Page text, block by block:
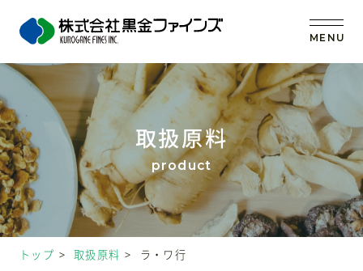
MENU
トップ
当社の強み
事業内容
取扱原料
取扱原料
トップ 取扱原料 ラ・ワ行